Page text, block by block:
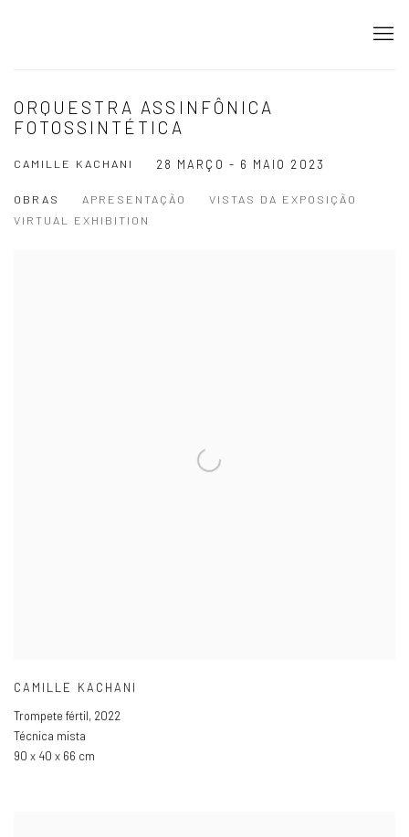
ORQUESTRA ASSINFÔNICA
FOTOSSINTÉTICA
CAMILLE KACHANI 28 MARÇO - 6 MAIO 2023
OBRAS APRESENTAÇÃO
VISTAS DA EXPOSIÇÃO
VIRTUAL EXHIBITION
CAMILLE KACHANI
Trompete fértil, 2022
Técnica mista
90 x 40 x 66 cm